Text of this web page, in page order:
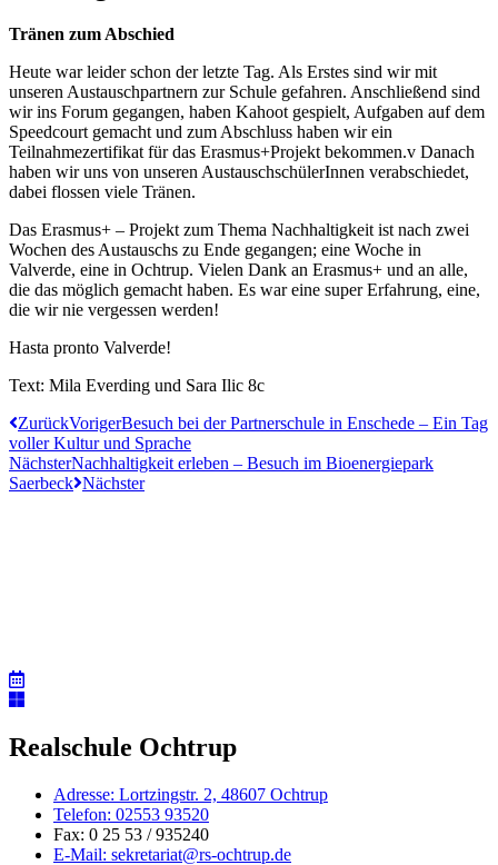
Tränen zum Abschied
Heute war leider schon der letzte Tag. Als Erstes sind wir mit
unseren Austauschpartnern zur Schule gefahren. Anschließend sind
wir ins Forum gegangen, haben Kahoot gespielt, Aufgaben auf dem
Speedcourt gemacht und zum Abschluss haben wir ein
Teilnahmezertifikat für das Erasmus+Projekt bekommen.v Danach
haben wir uns von unseren AustauschschülerInnen verabschiedet,
dabei flossen viele Tränen.
Das Erasmus+ – Projekt zum Thema Nachhaltigkeit ist nach zwei
Wochen des Austauschs zu Ende gegangen; eine Woche in
Valverde, eine in Ochtrup. Vielen Dank an Erasmus+ und an alle,
die das möglich gemacht haben. Es war eine super Erfahrung, eine,
die wir nie vergessen werden!
Hasta pronto Valverde!
Text: Mila Everding und Sara Ilic 8c
ZurückVorigerBesuch bei der Partnerschule in Enschede – Ein Tag
voller Kultur und Sprache
NächsterNachhaltigkeit erleben – Besuch im Bioenergiepark
Saerbeck Nächster
Realschule Ochtrup
Adresse: Lortzingstr. 2, 48607 Ochtrup
Telefon: 02553 93520
Fax: 0 25 53 / 935240
E-Mail: sekretariat@rs-ochtrup.de